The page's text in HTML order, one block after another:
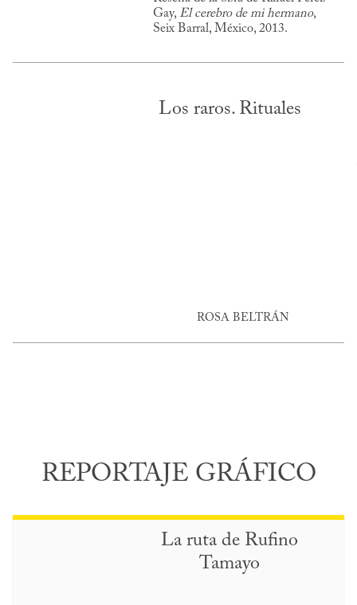
Gay, El cerebro de mi hermano,
Seix Barral, México, 2013.
Los raros. Rituales
ROSA BELTRÁN
REPORTAJE GRÁFICO
La ruta de Rufino
Tamayo